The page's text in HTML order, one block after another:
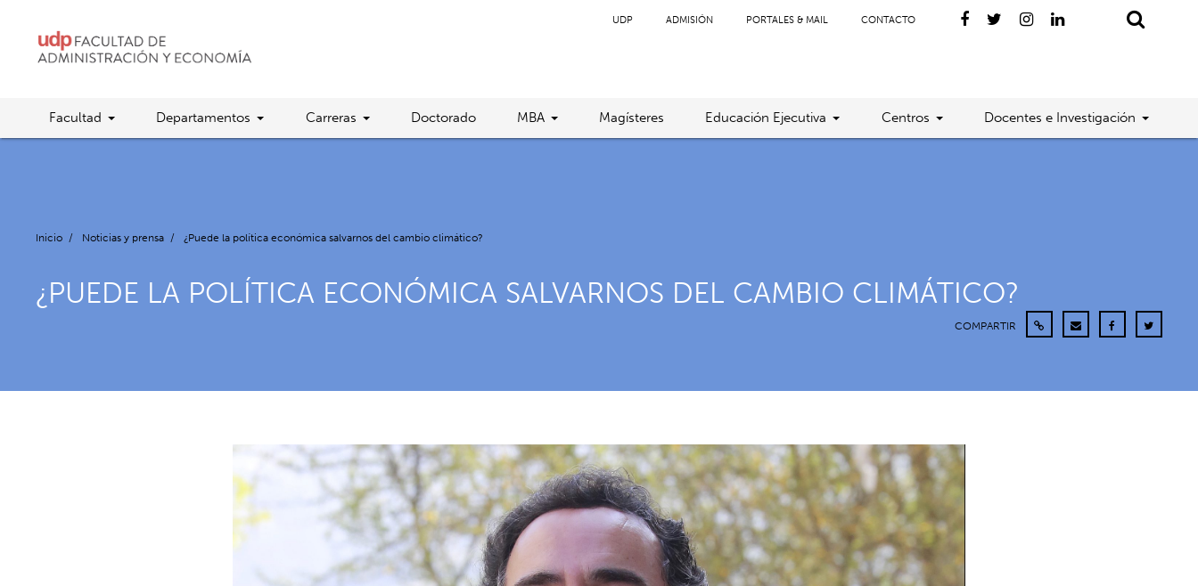
UDP ADMISIÓN PORTALES & MAIL CONTACTO
Facultad Departamentos Carreras Doctorado MBA Magísteres Educación Ejecutiva Centros Docentes e Investigación
Inicio / Noticias y prensa / ¿Puede la política económica salvarnos del cambio climático?
¿PUEDE LA POLÍTICA ECONÓMICA SALVARNOS DEL CAMBIO CLIMÁTICO?
COMPARTIR